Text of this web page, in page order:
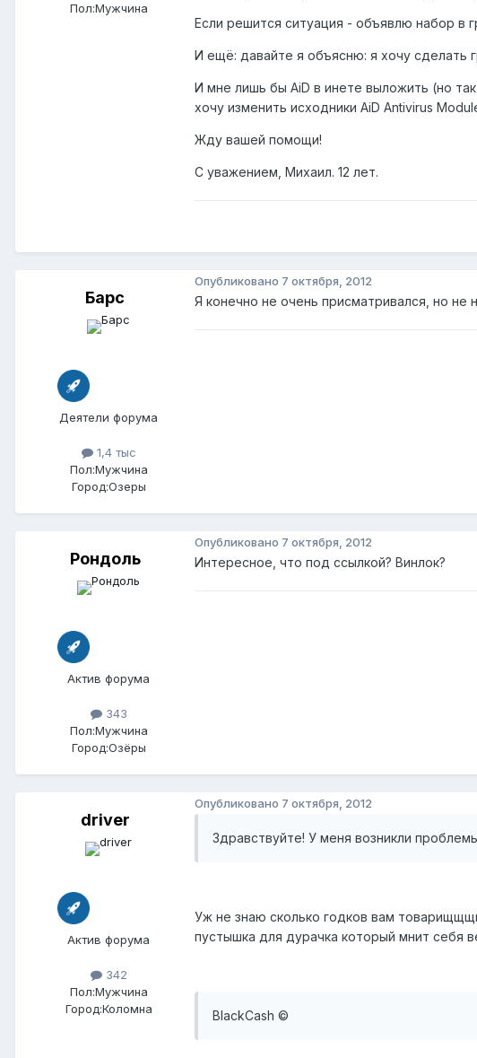
Пол:Мужчина
Если решится ситуация - объявлю набор в
И ещё: давайте я объясню: я хочу сделать
И мне лишь бы AiD в инете выложить (но
хочу изменить исходники AiD Antivirus
Жду вашей помощи!
С уважением, Михаил. 12 лет.
Барс
Деятели форума
1,4 тыс
Пол:Мужчина
Город:Озеры
Опубликовано 7 октября, 2012
Я конечно не очень присматривался, но
Рондоль
Актив форума
343
Пол:Мужчина
Город:Озёры
Опубликовано 7 октября, 2012
Интересное, что под ссылкой? Винлок?
driver
Актив форума
342
Пол:Мужчина
Город:Коломна
Опубликовано 7 октября, 2012
Здравствуйте! У меня возникли
Уж не знаю сколько годков вам
пустышка для дурачка который мнит себя
BlackCash ©